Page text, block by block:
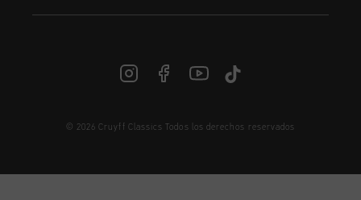
ES | € EUR
© 2026 Cruyff Classics Todos los derechos reservados